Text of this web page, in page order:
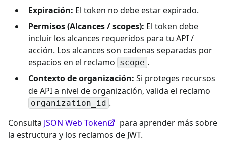
Expiración: El token no debe estar expirado.
Permisos (Alcances / scopes): El token debe
incluir los alcances requeridos para tu API /
acción. Los alcances son cadenas separadas por
espacios en el reclamo scope .
Contexto de organización: Si proteges recursos
de API a nivel de organización, valida el reclamo
organization_id .
Consulta JSON Web Token
para aprender más sobre
la estructura y los reclamos de JWT.